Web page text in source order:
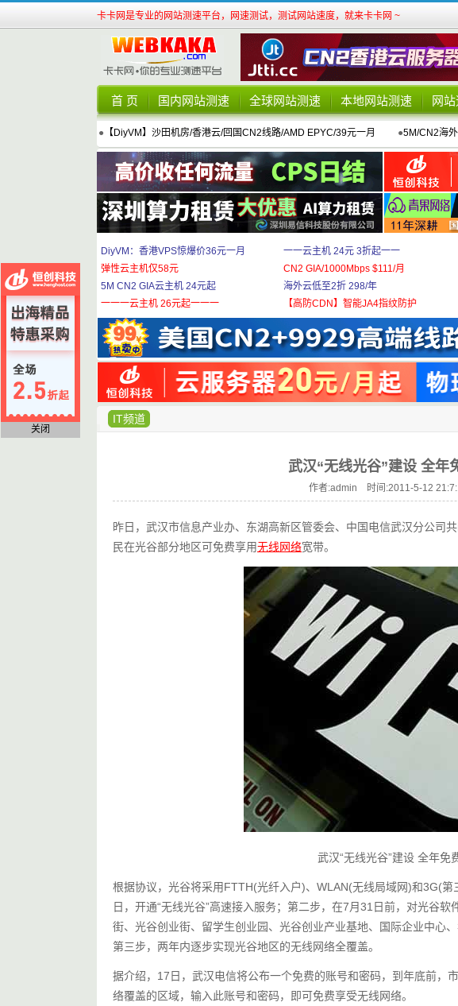
卡卡网是专业的网站测速平台，网速测试，测试网站速度，就来卡卡网 ~
首 页 国内网站测速 全球网站测速 本地网站测速 网
● 【DiyVM】沙田机房/香港云/回国CN2线路/AMD EPYC/39元一月 ●5M/CN2海
DiyVM：香港VPS惊爆价36元一月
弹性云主机仅58元
5M CN2 GIA云主机 24元起
一一一云主机 26元起一一一
一一云主机 24元 3折起一一
CN2 GIA/1000Mbps $111/月
海外云低至2折 298/年
【高防CDN】智能JA4指纹防护
IT频道
武汉“无线光谷”建设 全年
作者:admin 时间:2011-5-12
昨日，武汉市信息产业办、东湖高新区管委会、中国电信武汉分公司
民在光谷部分地区可免费享用无线网络宽带。
武汉“无线光谷”建设 全年免
根据协议，光谷将采用FTTH(光纤入户)、WLAN(无线局域网)和3G(
日，开通“无线光谷”高速接入服务；第二步，在7月31日前，对光谷
街、光谷创业街、留学生创业园、光谷创业产业基地、国际企业中心
第三步，两年内逐步实现光谷地区的无线网络全覆盖。
据介绍，17日，武汉电信将公布一个免费的账号和密码，到年底前，
络覆盖的区域，输入此账号和密码，即可免费享受无线网络。
关闭